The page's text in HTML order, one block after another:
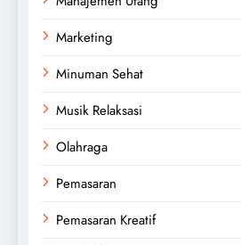
Marketing
Minuman Sehat
Musik Relaksasi
Olahraga
Pemasaran
Pemasaran Kreatif